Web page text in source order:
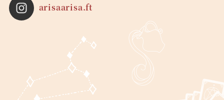
arisaarisa.ft